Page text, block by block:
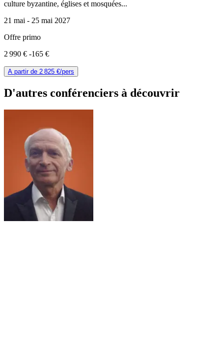
culture byzantine, églises et mosquées...
21 mai - 25 mai 2027
Offre primo
2 990 € -165 €
A partir de 2 825 €/pers
D'autres conférenciers à découvrir